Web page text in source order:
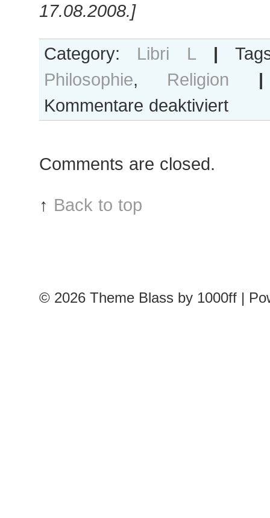
17.08.2008.]
Category: Libri L |
Philosophie, Religion |
Kommentare deaktiviertmmviii.vi
Comments are closed.
↑ Back to top
© 2026 Theme Blass by 1000ff |